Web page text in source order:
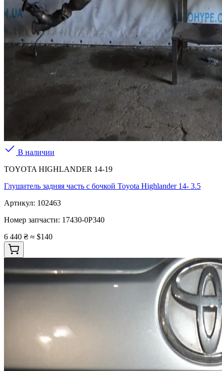
В наличии
TOYOTA HIGHLANDER 14-19
Глушитель задняя часть с бочкой Toyota Highlander 14- 3.5
Артикул: 102463
Номер запчасти: 17430-0P340
6 440 ₴ ≈ $140